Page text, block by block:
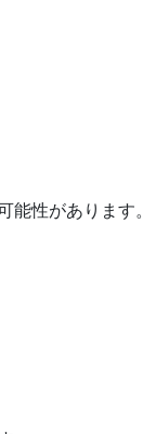
性があります。